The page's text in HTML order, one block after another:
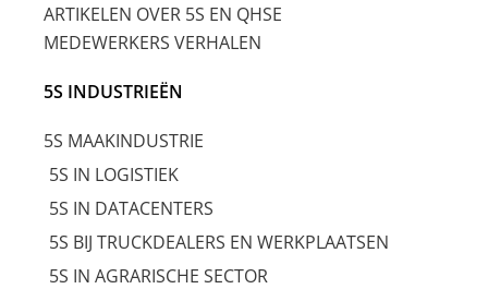
ARTIKELEN OVER 5S EN QHSE
MEDEWERKERS VERHALEN
5S INDUSTRIEËN
5S MAAKINDUSTRIE
5S IN LOGISTIEK
5S IN DATACENTERS
5S BIJ TRUCKDEALERS EN WERKPLAATSEN
5S IN AGRARISCHE SECTOR